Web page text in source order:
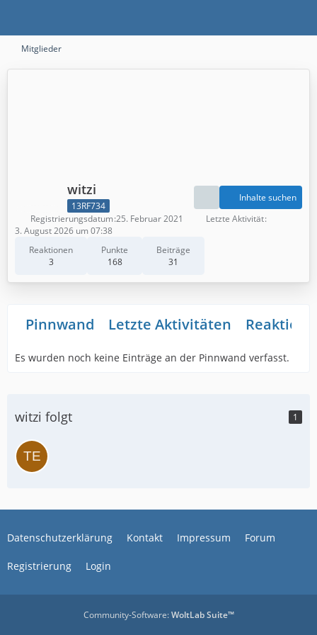
Mitglieder
witzi
13RF734
Reaktionen
3
Punkte
168
Beiträge
31
Inhalte suchen
Registrierungsdatum 25. Februar 2021
Letzte Aktivität
3. August 2026 um 07:38
Pinnwand Letzte Aktivitäten
Es wurden noch keine Einträge an der Pinnwand verfasst.
witzi folgt 1
Datenschutzerklärung Kontakt Impressum Forum
Registrierung Login
Community-Software:WoltLab Suite™